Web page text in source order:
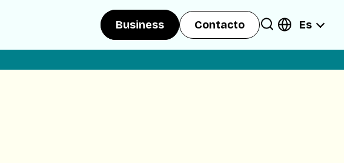
Business Contacto Es